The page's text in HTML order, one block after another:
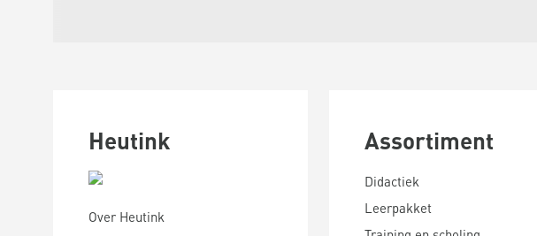
Heutink
Over Heutink
Assortiment
Didactiek
Leerpakket